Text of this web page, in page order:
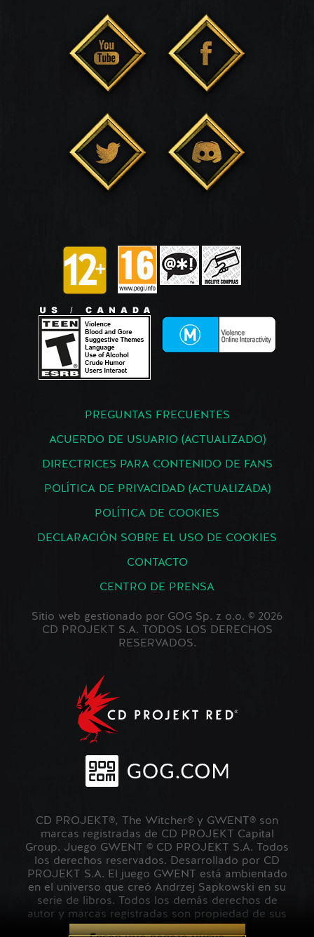
PREGUNTAS FRECUENTES
ACUERDO DE USUARIO (ACTUALIZADO)
DIRECTRICES PARA CONTENIDO DE FANS
POLÍTICA DE PRIVACIDAD (ACTUALIZADA)
POLÍTICA DE COOKIES
DECLARACIÓN SOBRE EL USO DE COOKIES
CONTACTO
CENTRO DE PRENSA
Sitio web gestionado por GOG Sp. z o.o. © 2026
CD PROJEKT S.A. TODOS LOS DERECHOS
RESERVADOS.
CD PROJEKT®, The Witcher® y GWENT® son
marcas registradas de CD PROJEKT Capital
Group. Juego GWENT © CD PROJEKT S.A. Todos
los derechos reservados. Desarrollado por CD
PROJEKT S.A. El juego GWENT está ambientado
en el universo que creó Andrzej Sapkowski en su
serie de libros. Todos los demás derechos de
autor y marcas registradas son propiedad de sus
respectivos propietarios.